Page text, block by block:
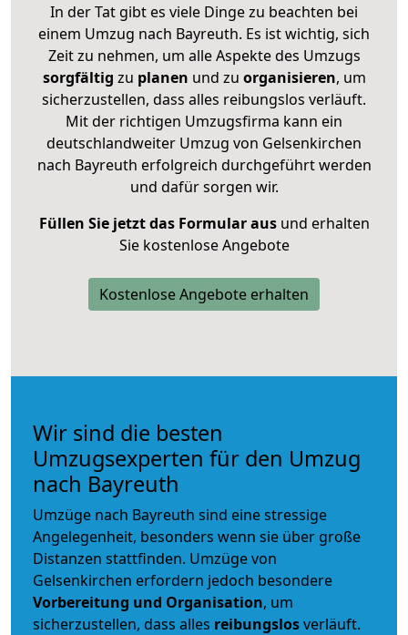
In der Tat gibt es viele Dinge zu beachten bei
einem Umzug nach Bayreuth. Es ist wichtig, sich
Zeit zu nehmen, um alle Aspekte des Umzugs
sorgfältig zu planen und zu organisieren, um
sicherzustellen, dass alles reibungslos verläuft.
Mit der richtigen Umzugsfirma kann ein
deutschlandweiter Umzug von Gelsenkirchen
nach Bayreuth erfolgreich durchgeführt werden
und dafür sorgen wir.
Füllen Sie jetzt das Formular ausund erhalten
Sie kostenlose Angebote
Kostenlose Angebote erhalten
Wir sind die besten
Umzugsexperten für den Umzug
nach Bayreuth
Umzüge nach Bayreuth sind eine stressige
Angelegenheit, besonders wenn sie über große
Distanzen stattfinden. Umzüge von
Gelsenkirchen erfordern jedoch besondere
Vorbereitung und Organisation, um
sicherzustellen, dass alles reibungslosverläuft.